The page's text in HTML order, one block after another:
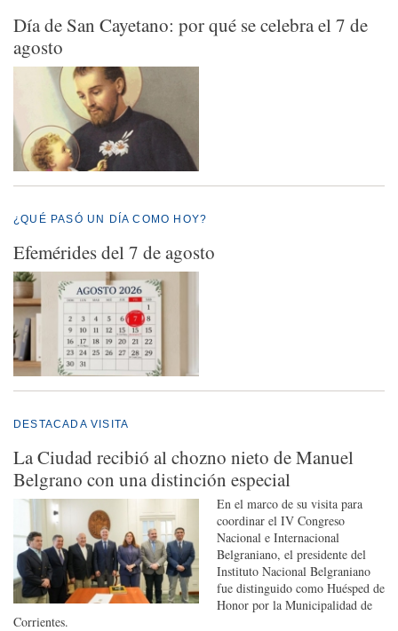
Día de San Cayetano: por qué se celebra el 7 de
agosto
¿QUÉ PASÓ UN DÍA COMO HOY?
Efemérides del 7 de agosto
DESTACADA VISITA
La Ciudad recibió al chozno nieto de Manuel
Belgrano con una distinción especial
En el marco de su visita para
coordinar el IV Congreso
Nacional e Internacional
Belgraniano, el presidente del
Instituto Nacional Belgraniano
fue distinguido como Huésped de
Honor por la Municipalidad de
Corrientes.